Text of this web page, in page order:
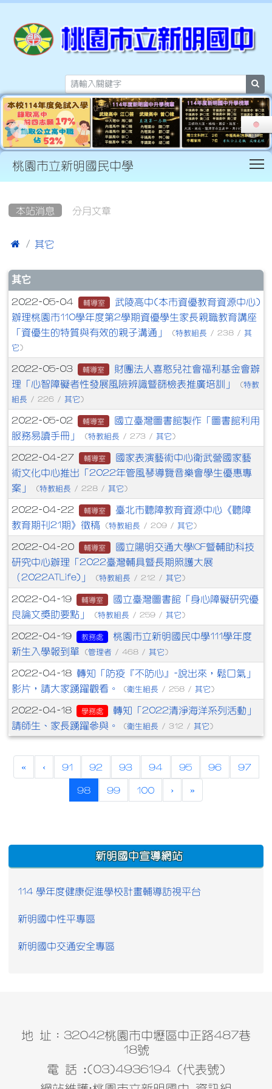
桃園市立新明國民中學
本站消息 分月文章
 其它
文章列表
其它
2022-05-04 輔導室
武陵高中(本市資優教育資源中心)
辦理桃園市110學年度第2學期資優學生家長親職教育講座
「資優生的特質與有效的親子溝通」
(特教組長 / 238 / 其
它 )
2022-05-03 輔導室
財團法人喜憨兒社會福利基金會辦
理「心智障礙者性發展風險辨識暨篩檢表推廣培訓」
(特教
組長 / 226 / 其它 )
2022-05-02 輔導室
國立臺灣圖書館製作「圖書館利用
服務易讀手冊」
(特教組長 / 273 / 其它 )
2022-04-27 輔導室
國家表演藝術中心衛武營國家藝
術文化中心推出「2022年管風琴導覽音樂會學生優惠專
案」
(特教組長 / 228 / 其它 )
2022-04-22 輔導室
臺北市聽障教育資源中心《聽障
教育期刊21期》徵稿
(特教組長 / 209 / 其它 )
2022-04-20 輔導室
國立陽明交通大學ICF暨輔助科技
研究中心辦理「2022臺灣輔具暨長期照護大展
（2022ATLife)」
(特教組長 / 212 / 其它 )
2022-04-19 輔導室
國立臺灣圖書館「身心障礙研究優
良論文獎助要點」
(特教組長 / 259 / 其它 )
2022-04-19 教務處
桃園市立新明國民中學111學年度
新生入學報到單
(管理者 / 468 / 其它 )
2022-04-18 轉知「防疫『不防心』-說出來，鬆口氣」
影片，請大家踴躍觀看。
(衛生組長 / 258 / 其它 )
2022-04-18 學務處
轉知「2022清淨海洋系列活動」
請師生、家長踴躍參與。
(衛生組長 / 312 / 其它 )
« ‹ 91 92 93 94 95 96 97
98(current)
99 100 › »
:::
新明國中宣導網站
114 學年度健康促進學校計畫輔導訪視平台
新明國中性平專區
新明國中交通安全專區
地 址：32042桃園市中壢區中正路487巷
18號
電 話 :(03)4936194 (代表號)